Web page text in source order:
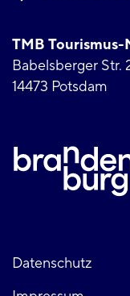
TMB
Babelsberger Str.
14473 Potsdam
Fußzeile
Datenschutz